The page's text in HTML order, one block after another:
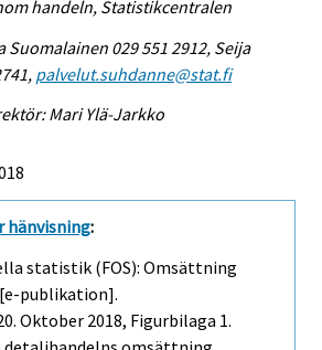
handeln, Statistikcentralen
029 551 2912, Seija
palvelut.suhdanne@stat.fi
Mari Ylä-Jarkko
:
statistik (FOS): Omsättning
publikation].
Oktober 2018, Figurbilaga 1.